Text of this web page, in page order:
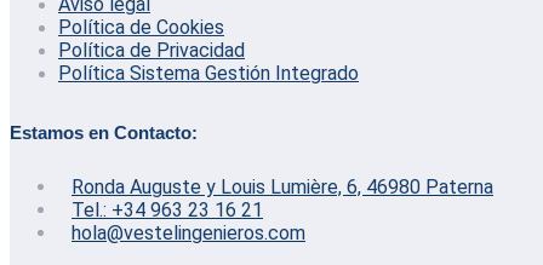
Política de Cookies
Política de Privacidad
Política Sistema Gestión Integrado
Estamos en Contacto:
Ronda Auguste y Louis Lumière, 6, 46980 Paterna
Tel.: +34 963 23 16 21
hola@vestelingenieros.com